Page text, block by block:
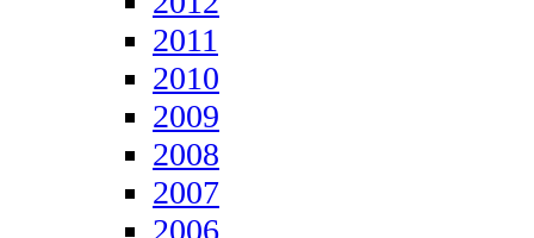
2011
2010
2009
2008
2007